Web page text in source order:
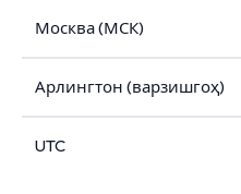
Москва (МСК)
Арлингтон (варзишгоҳ)
UTC